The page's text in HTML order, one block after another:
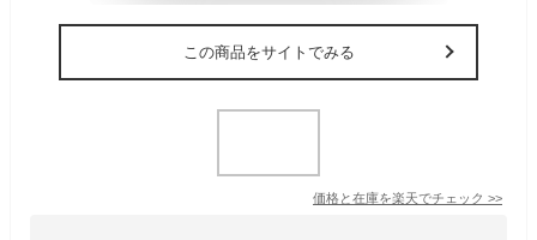
この商品をサイトでみる
価格と在庫を楽天でチェック >>